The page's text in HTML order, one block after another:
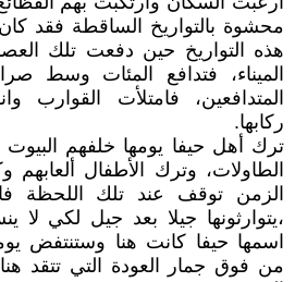
هذه التواريخ حين دفعت تلك
الميناء، فتدافع المئات وسط
المتدافعين، فامتلأت القوارب
ركابها.
ترك أهل حيفا يومها خلفهم
الطاولات، وترك الأطفال ألعابهم
الزمن توقف عند تلك اللحظة
،يتوارثونها جيلا بعد جيل لكي لا
اسمها حيفا كانت هنا وستنتفض
من فوق جمار العودة التي تتقد